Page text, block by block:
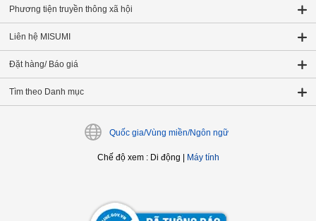
Phương tiện truyền thông xã hội
Liên hệ MISUMI
Đặt hàng/ Báo giá
Tìm theo Danh mục
Quốc gia/Vùng miền/Ngôn ngữ
Chế độ xem: Di động Máy tính